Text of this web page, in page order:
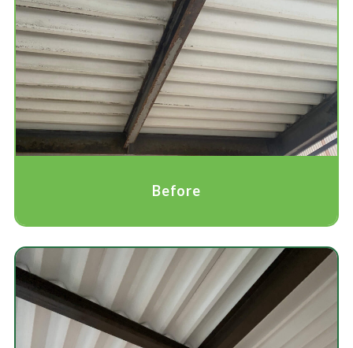
Before